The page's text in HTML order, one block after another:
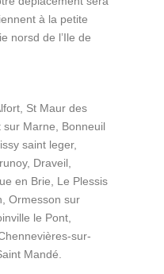
à la petite
norsd de l’Ile de
St Maur des
sur Marne, Bonneuil
saint leger,
Draveil,
en Brie, Le Plessis
Ormesson sur
le Pont,
sur-
Mandé.